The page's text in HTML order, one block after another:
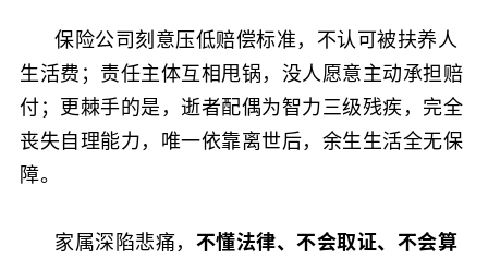
保险公司刻意压低赔偿标准，不认可被扶养人
生活费；责任主体互相甩锅，没人愿意主动承担赔
付；更棘手的是，逝者配偶为智力三级残疾，完全
丧失自理能力，唯一依靠离世后，余生生活全无保
障。
家属深陷悲痛， 不懂法律、不会取证、不会算